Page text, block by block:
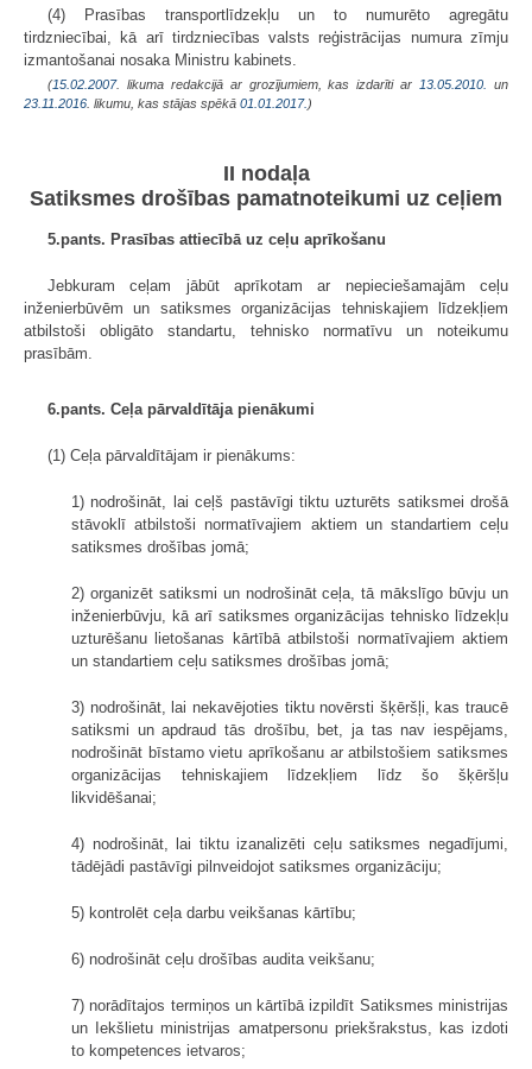
(4) Prasības transportlīdzekļu un to numurēto agregātu
tirdzniecībai, kā arī tirdzniecības valsts reģistrācijas numura zīmju
izmantošanai nosaka Ministru kabinets.
(15.02.2007. likuma redakcijā ar grozījumiem, kas izdarīti ar 13.05.2010.
un
23.11.2016 . likumu, kas stājas spēkā 01.01.2017. )
II nodaļa
Satiksmes drošības pamatnoteikumi uz ceļiem
5.pants. Prasības attiecībā uz ceļu aprīkošanu
Jebkuram ceļam jābūt aprīkotam ar nepieciešamajām ceļu
inženierbūvēm un satiksmes organizācijas tehniskajiem līdzekļiem
atbilstoši obligāto standartu, tehnisko normatīvu un noteikumu
prasībām.
6.pants. Ceļa pārvaldītāja pienākumi
(1) Ceļa pārvaldītājam ir pienākums:
1) nodrošināt, lai ceļš pastāvīgi tiktu uzturēts satiksmei drošā
stāvoklī atbilstoši normatīvajiem aktiem un standartiem ceļu
satiksmes drošības jomā;
2) organizēt satiksmi un nodrošināt ceļa, tā mākslīgo būvju un
inženierbūvju, kā arī satiksmes organizācijas tehnisko līdzekļu
uzturēšanu lietošanas kārtībā atbilstoši normatīvajiem aktiem
un standartiem ceļu satiksmes drošības jomā;
3) nodrošināt, lai nekavējoties tiktu novērsti šķēršļi, kas traucē
satiksmi un apdraud tās drošību, bet, ja tas nav iespējams,
nodrošināt bīstamo vietu aprīkošanu ar atbilstošiem satiksmes
organizācijas tehniskajiem līdzekļiem līdz šo šķēršļu
likvidēšanai;
4) nodrošināt, lai tiktu izanalizēti ceļu satiksmes negadījumi,
tādējādi pastāvīgi pilnveidojot satiksmes organizāciju;
5) kontrolēt ceļa darbu veikšanas kārtību;
6) nodrošināt ceļu drošības audita veikšanu;
7) norādītajos termiņos un kārtībā izpildīt Satiksmes ministrijas
un Iekšlietu ministrijas amatpersonu priekšrakstus, kas izdoti
to kompetences ietvaros;